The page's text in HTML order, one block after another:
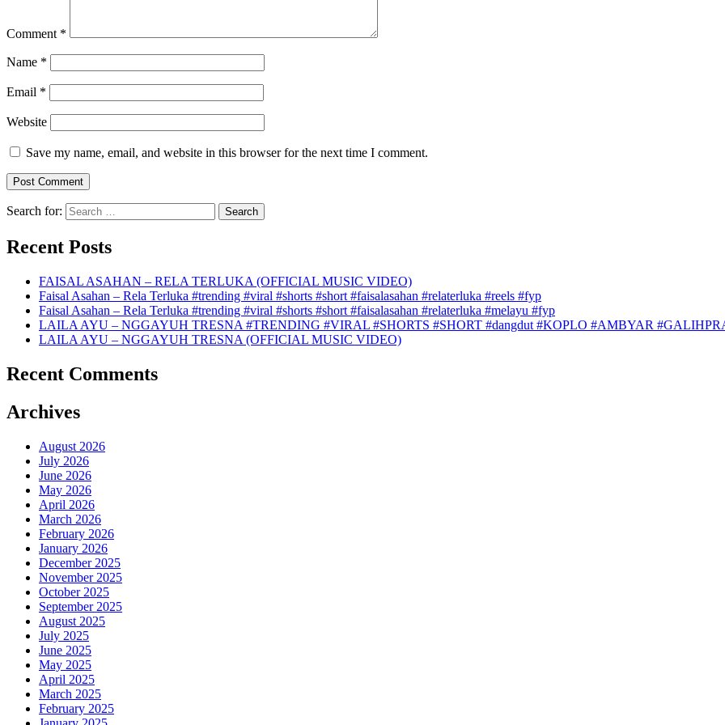
Comment *
Name *
Email *
Website
Save my name, email, and website in this browser for the next time I comment.
Search for:
Recent Posts
FAISAL ASAHAN – RELA TERLUKA (OFFICIAL MUSIC VIDEO)
Faisal Asahan – Rela Terluka #trending #viral #shorts #short #faisalasahan #relaterluka #reels #fyp
Faisal Asahan – Rela Terluka #trending #viral #shorts #short #faisalasahan #relaterluka #melayu #fyp
LAILA AYU – NGGAYUH TRESNA #TRENDING #VIRAL #SHORTS #SHORT #dangdut #KOPLO #AMBYAR
LAILA AYU – NGGAYUH TRESNA (OFFICIAL MUSIC VIDEO)
Recent Comments
Archives
August 2026
July 2026
June 2026
May 2026
April 2026
March 2026
February 2026
January 2026
December 2025
November 2025
October 2025
September 2025
August 2025
July 2025
June 2025
May 2025
April 2025
March 2025
February 2025